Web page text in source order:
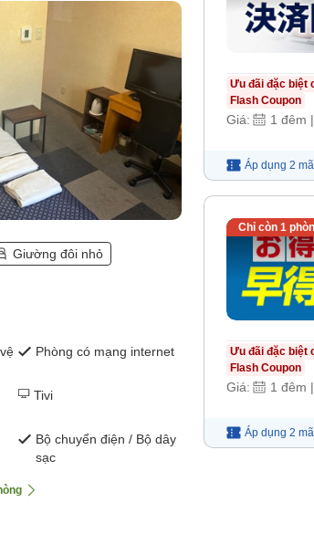
Giường đôi nhỏ
Phòng có mạng internet
Tivi
Bộ chuyển điện / Bộ dây
sạc
Ưu đãi đặc biệt
Flash Coupon
Giá: 1 đêm |
Áp dụng 2 mã
Chỉ còn 1
Ưu đãi đặc biệt
Flash Coupon
Giá: 1 đêm |
Áp dụng 2 mã